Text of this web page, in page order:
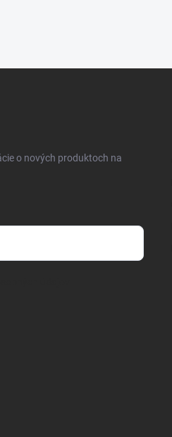
o nových produktoch na